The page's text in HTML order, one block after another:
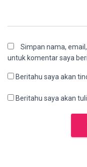
Simpan nama,
untuk komentar saya
Beritahu saya akan
Beritahu saya akan